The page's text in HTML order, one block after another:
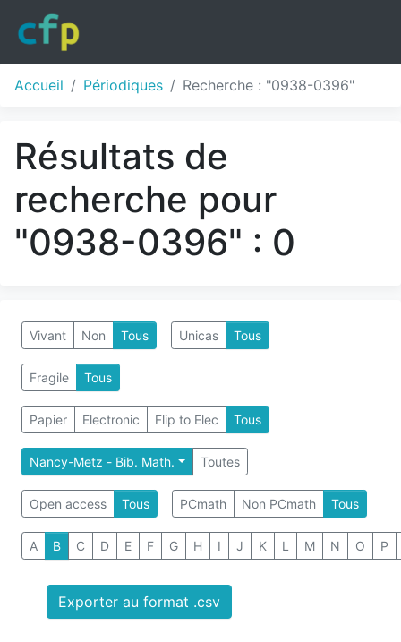
Accueil Périodiques Recherche : "0938-0396"
Résultats de
recherche pour
"0938-0396" : 0
Vivant Non Tous Unicas Tous
Fragile Tous
Papier Electronic Flip to Elec Tous
Nancy-Metz - Bib. Math. Toutes
Open access Tous PCmath Non PCmath Tous
A B C D E F G H I J K L M N O P
Exporter au format .csv